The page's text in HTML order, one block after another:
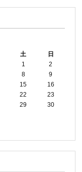
土
日
1
2
8
9
15
16
22
23
29
30